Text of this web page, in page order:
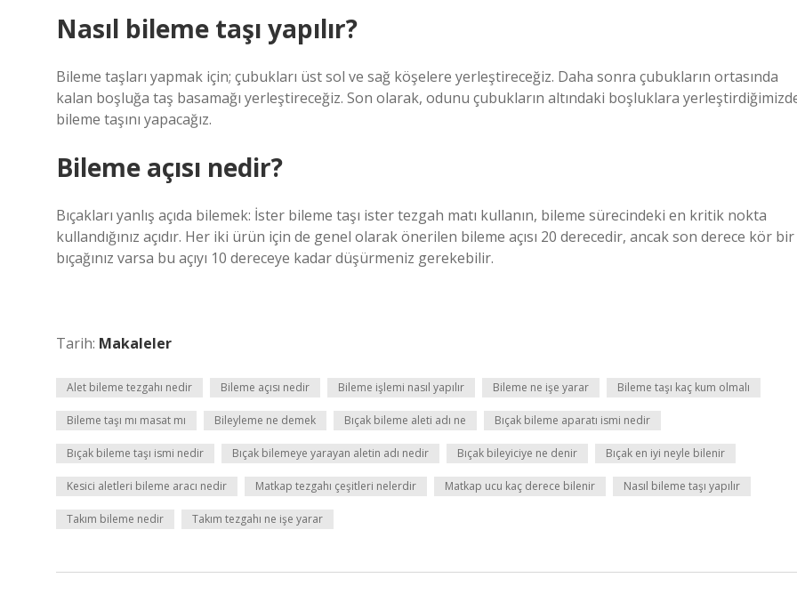
Nasıl bileme taşı yapılır?
Bileme taşları yapmak için; çubukları üst sol ve sağ köşelere yerleştireceğiz. Daha sonra çubukların ortasında
kalan boşluğa taş basamağı yerleştireceğiz. Son olarak, odunu çubukların altındaki boşluklara
bileme taşını yapacağız.
Bileme açısı nedir?
Bıçakları yanlış açıda bilemek: İster bileme taşı ister tezgah matı kullanın, bileme sürecindeki en kritik nokta
kullandığınız açıdır. Her iki ürün için de genel olarak önerilen bileme açısı 20 derecedir, ancak son derece kör bir
bıçağınız varsa bu açıyı 10 dereceye kadar düşürmeniz gerekebilir.
Tarih: Makaleler
Alet bileme tezgahı nedir Bileme açısı nedir Bileme işlemi nasıl yapılır Bileme ne işe yarar Bileme taşı kaç kum olmalı
Bileme taşı mı masat mı Bileyleme ne demek Bıçak bileme aleti adı ne Bıçak bileme aparatı ismi nedir
Bıçak bileme taşı ismi nedir Bıçak bilemeye yarayan aletin adı nedir Bıçak bileyiciye ne denir Bıçak en iyi neyle bilenir
Kesici aletleri bileme aracı nedir Matkap tezgahı çeşitleri nelerdir Matkap ucu kaç derece bilenir Nasıl bileme taşı yapılır
Takım bileme nedir Takım tezgahı ne işe yarar